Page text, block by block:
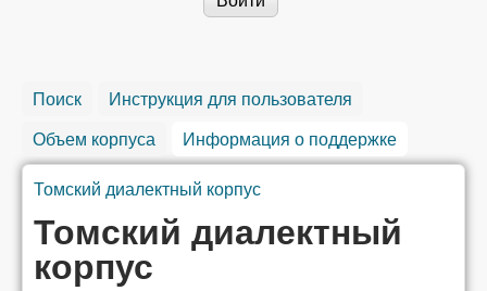
Поиск
Инструкция для пользователя
Объем корпуса
Информация о поддержке
Вы здесь
Томский диалектный корпус
Томский диалектный
корпус